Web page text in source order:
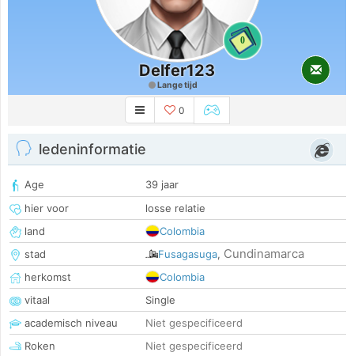
0
Delfer123
Lange tijd
0
ledeninformatie
Age
39 jaar
hier voor
losse relatie
land
Colombia
stad
Fusagasuga, Cundinamarca
herkomst
Colombia
vitaal
Single
academisch niveau
Niet gespecificeerd
Roken
Niet gespecificeerd